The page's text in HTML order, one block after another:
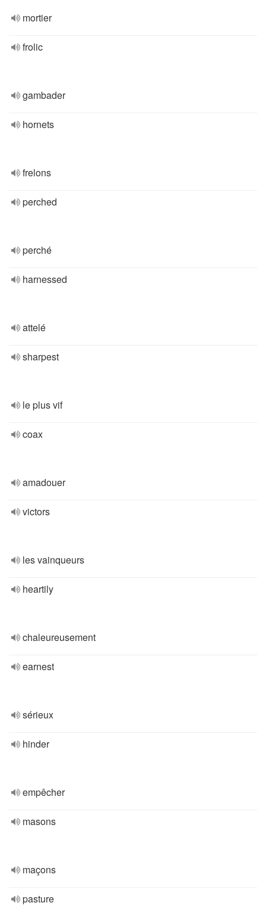
mortier
frolic
gambader
hornets
frelons
perched
perché
harnessed
attelé
sharpest
le plus vif
coax
amadouer
victors
les vainqueurs
heartily
chaleureusement
earnest
sérieux
hinder
empêcher
masons
maçons
pasture